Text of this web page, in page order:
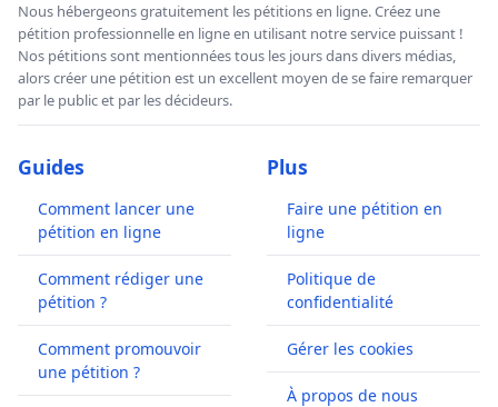
Nous hébergeons gratuitement les pétitions en ligne. Créez une
pétition professionnelle en ligne en utilisant notre service puissant !
Nos pétitions sont mentionnées tous les jours dans divers médias,
alors créer une pétition est un excellent moyen de se faire remarquer
par le public et par les décideurs.
Guides
Comment lancer une
pétition en ligne
Comment rédiger une
pétition ?
Comment promouvoir
une pétition ?
Plus
Faire une pétition en
ligne
Politique de
confidentialité
Gérer les cookies
À propos de nous